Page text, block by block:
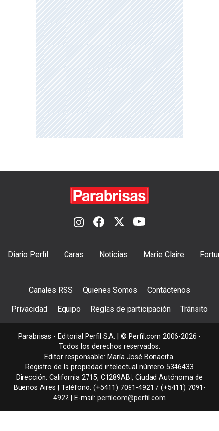
Diario Perfil Caras Noticias Marie Claire
Canales RSS Quienes Somos Contáctenos
Privacidad Equipo Reglas de participación Tránsito
Parabrisas - Editorial Perfil S.A. | © Perfil.com 2006-2026 -
Todos los derechos reservados.
Editor responsable: María José Bonacifa.
Registro de la propiedad intelectual número 5346433
Dirección: California 2715, C1289ABI , Ciudad Autónoma de
Buenos Aires | Teléfono: (+5411) 7091-4921 / (+5411) 7091-
4922 | E-mail: perfilcom@perfil.com